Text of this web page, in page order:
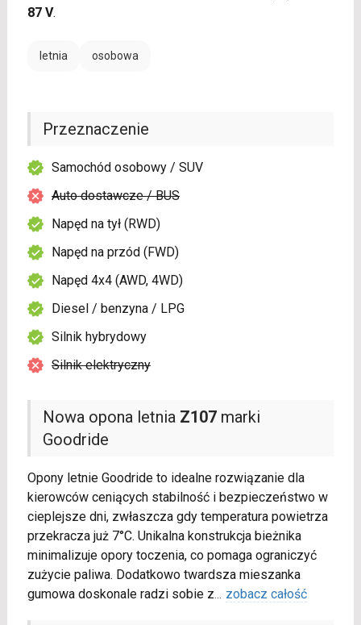
87 V.
letnia osobowa
Nowa opona letnia Z107marki
Goodride
Opony letnie Goodride to idealne rozwiązanie dla
kierowców ceniących stabilność i bezpieczeństwo w
cieplejsze dni, zwłaszcza gdy temperatura powietrza
przekracza już 7°C. Unikalna konstrukcja bieżnika
minimalizuje opory toczenia, co pomaga ograniczyć
zużycie paliwa. Dodatkowo twardsza mieszanka
gumowa doskonale radzi sobie z... zobacz całość
Przeznaczenie
Samochód osobowy / SUV
Auto dostawcze / BUS
Napęd na tył (RWD)
Napęd na przód (FWD)
Napęd 4x4 (AWD, 4WD)
Diesel / benzyna / LPG
Silnik hybrydowy
Silnik elektryczny